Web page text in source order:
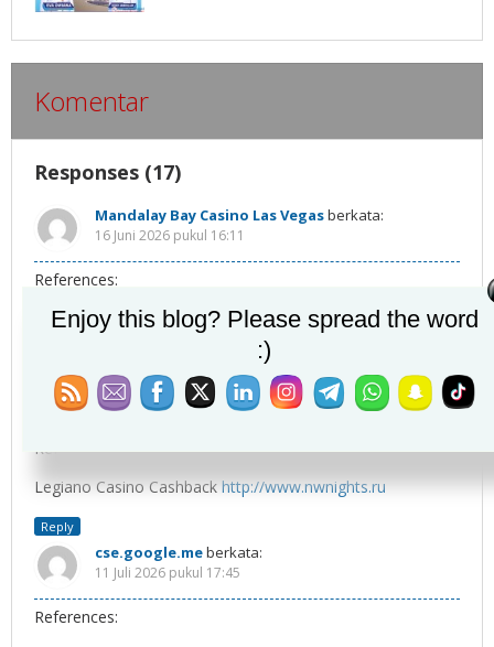
Komentar
Responses (17)
Mandalay Bay Casino Las Vegasberkata:
16 Juni 2026 pukul 16:11
References:
Book of ra online Mandalay Bay Casino Las Vegas
http://www.nwnights.ruberkata:
10 Juli 2026 pukul 01:42
References:
Legiano Casino Cashback http://www.nwnights.ru
Reply
cse.google.meberkata:
11 Juli 2026 pukul 17:45
References:
Enjoy this blog? Please spread the word
:)